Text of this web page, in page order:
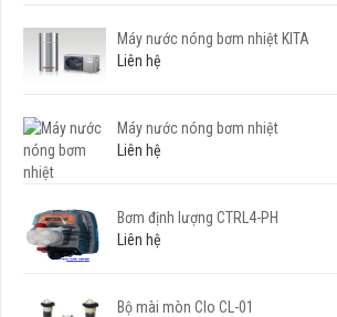
Máy nước nóng bơm nhiệt KITA
Liên hệ
Máy nước nóng bơm nhiệt
Liên hệ
Bơm định lượng CTRL4-PH
Liên hệ
Bộ mài mòn Clo CL-01